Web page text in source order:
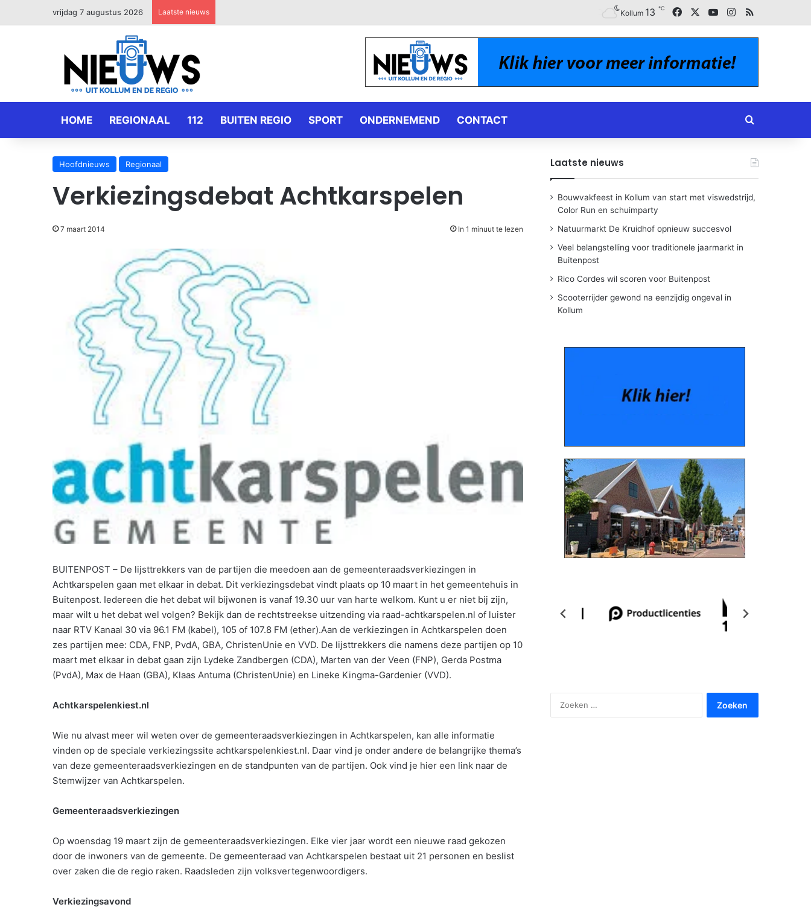
vrijdag 7 augustus 2026 Laatste nieuws Kollum 13 ℃ FacebookYouTubeInstagram
RSS
HOME REGIONAAL 112 BUITEN REGIO SPORT ONDERNEMEND CONTACT Zoeken naar
Hoofdnieuws Regionaal
Verkiezingsdebat Achtkarspelen
7 maart 2014 In 1 minuut te lezen
BUITENPOST – De lijsttrekkers van de partijen die meedoen aan de gemeenteraadsverkiezingen in
Achtkarspelen gaan met elkaar in debat. Dit verkiezingsdebat vindt plaats op 10 maart in het gemeentehuis in
Buitenpost. Iedereen die het debat wil bijwonen is vanaf 19.30 uur van harte welkom. Kunt u er niet bij zijn,
maar wilt u het debat wel volgen? Bekijk dan de rechtstreekse uitzending via raad-achtkarspelen.nl of luister
naar RTV Kanaal 30 via 96.1 FM (kabel), 105 of 107.8 FM (ether).Aan de verkiezingen in Achtkarspelen doen
zes partijen mee: CDA, FNP, PvdA, GBA, ChristenUnie en VVD. De lijsttrekkers die namens deze partijen op 10
maart met elkaar in debat gaan zijn Lydeke Zandbergen (CDA), Marten van der Veen (FNP), Gerda Postma
(PvdA), Max de Haan (GBA), Klaas Antuma (ChristenUnie) en Lineke Kingma-Gardenier (VVD).
Achtkarspelenkiest.nl
Wie nu alvast meer wil weten over de gemeenteraadsverkiezingen in Achtkarspelen, kan alle informatie
vinden op de speciale verkiezingssite achtkarspelenkiest.nl. Daar vind je onder andere de belangrijke thema’s
van deze gemeenteraadsverkiezingen en de standpunten van de partijen. Ook vind je hier een link naar de
Stemwijzer van Achtkarspelen.
Gemeenteraadsverkiezingen
Op woensdag 19 maart zijn de gemeenteraadsverkiezingen. Elke vier jaar wordt een nieuwe raad gekozen
door de inwoners van de gemeente. De gemeenteraad van Achtkarspelen bestaat uit 21 personen en beslist
over zaken die de regio raken. Raadsleden zijn volksvertegenwoordigers.
Verkiezingsavond
Laatste nieuws
Bouwvakfeest in Kollum van start met viswedstrijd,
Color Run en schuimparty
Natuurmarkt De Kruidhof opnieuw succesvol
Veel belangstelling voor traditionele jaarmarkt in
Buitenpost
Rico Cordes wil scoren voor Buitenpost
Scooterrijder gewond na eenzijdig ongeval in
Kollum
naar: